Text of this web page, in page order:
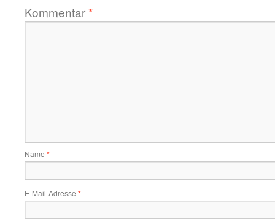
Kommentar*
Name *
E-Mail-Adresse *